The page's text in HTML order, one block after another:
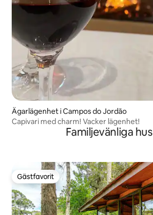
Ägarlägenhet i Campos do Jordão
Capivari med charm! Vacker lägenhet!
Familjevänliga hus
Gästfavorit
Gästfavorit